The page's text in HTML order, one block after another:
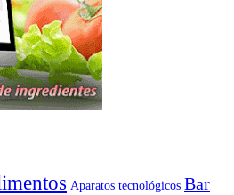
Aparatos tecnológicos Bar